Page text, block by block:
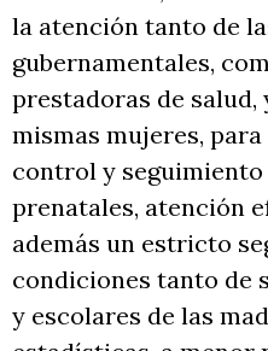
la atención tanto de
gubernamentales,
prestadoras de salud,
mismas mujeres,
control y
prenatales, atención
además un estricto
condiciones tanto de
y escolares de las